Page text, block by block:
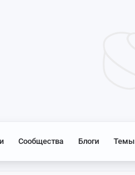
Сообщества Блоги Темы